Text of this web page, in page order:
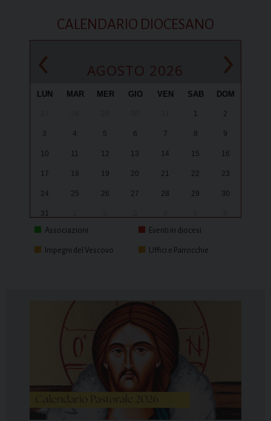
CALENDARIO DIOCESANO
‹ AGOSTO 2026 ›
LUN MAR MER GIO VEN SAB DOM
1 2
3 4 5 6 7 8 9
10 11 12 13 14 15 16
17 18 19 20 21 22 23
24 25 26 27 28 29 30
31
Associazioni
Eventi in diocesi
Impegni del Vescovo Uffici e Parrocchie